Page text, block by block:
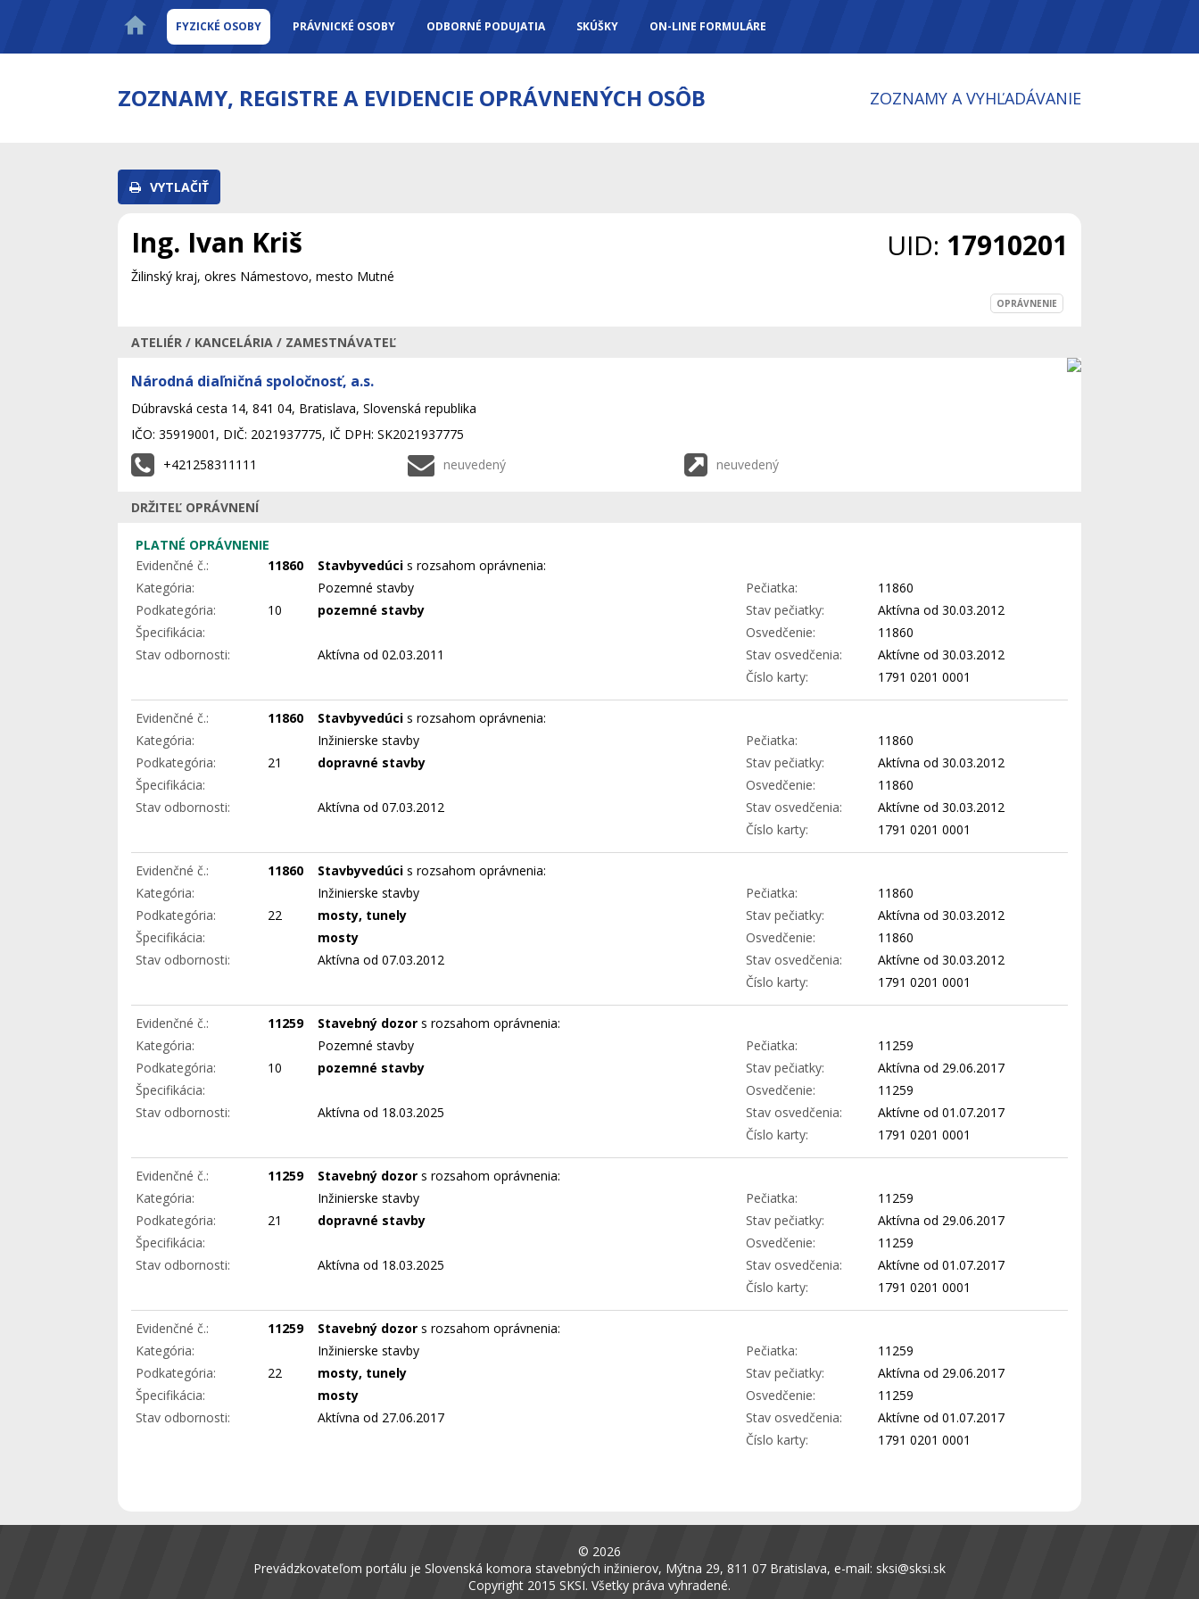
FYZICKÉ OSOBY PRÁVNICKÉ OSOBY ODBORNÉ PODUJATIA SKÚŠKY ON-LINE FORMULÁRE
ZOZNAMY, REGISTRE A EVIDENCIE OPRÁVNENÝCH OSÔB ZOZNAMY A VYHĽADÁVANIE
VYTLAČIŤ
UID: 17910201
Ing. Ivan Kriš
Žilinský kraj, okres Námestovo, mesto Mutné
OPRÁVNENIE
ATELIÉR / KANCELÁRIA / ZAMESTNÁVATEĽ
Národná diaľničná spoločnosť, a.s.
Dúbravská cesta 14, 841 04, Bratislava, Slovenská republika
IČO: 35919001, DIČ: 2021937775, IČ DPH: SK2021937775
+421258311111
neuvedený neuvedený
DRŽITEĽ OPRÁVNENÍ
PLATNÉ OPRÁVNENIE
Evidenčné č.:
11860 Stavbyvedúci s rozsahom oprávnenia:
Kategória:
Pozemné stavby Pečiatka:
11860
Podkategória:
10 pozemné stavby Stav pečiatky:
Aktívna od 30.03.2012
Špecifikácia:
Osvedčenie:
11860
Stav odbornosti:
Aktívna od 02.03.2011 Stav osvedčenia:
Aktívne od 30.03.2012
Číslo karty:
1791 0201 0001
Evidenčné č.: 11860 Stavbyvedúci s rozsahom oprávnenia:
Kategória:
Inžinierske stavby Pečiatka:
11860
Podkategória:
21 dopravné stavby Stav pečiatky:
Aktívna od 30.03.2012
Špecifikácia:
Osvedčenie:
11860
Stav odbornosti:
Aktívna od 07.03.2012 Stav osvedčenia:
Aktívne od 30.03.2012
Číslo karty:
1791 0201 0001
Evidenčné č.: 11860 Stavbyvedúci s rozsahom oprávnenia:
Kategória:
Inžinierske stavby Pečiatka:
11860
Podkategória:
22 mosty, tunely Stav pečiatky:
Aktívna od 30.03.2012
Špecifikácia:
mosty Osvedčenie:
11860
Stav odbornosti:
Aktívna od 07.03.2012 Stav osvedčenia:
Aktívne od 30.03.2012
Číslo karty:
1791 0201 0001
Evidenčné č.: 11259 Stavebný dozor s rozsahom oprávnenia:
Kategória:
Pozemné stavby Pečiatka:
11259
Podkategória:
10 pozemné stavby Stav pečiatky:
Aktívna od 29.06.2017
Špecifikácia:
Osvedčenie:
11259
Stav odbornosti:
Aktívna od 18.03.2025 Stav osvedčenia:
Aktívne od 01.07.2017
Číslo karty:
1791 0201 0001
Evidenčné č.: 11259 Stavebný dozor s rozsahom oprávnenia:
Kategória:
Inžinierske stavby Pečiatka:
11259
Podkategória:
21 dopravné stavby Stav pečiatky:
Aktívna od 29.06.2017
Špecifikácia:
Osvedčenie:
11259
Stav odbornosti:
Aktívna od 18.03.2025 Stav osvedčenia:
Aktívne od 01.07.2017
Číslo karty:
1791 0201 0001
Evidenčné č.: 11259 Stavebný dozor s rozsahom oprávnenia:
Kategória:
Inžinierske stavby Pečiatka:
11259
Podkategória:
22 mosty, tunely Stav pečiatky:
Aktívna od 29.06.2017
Špecifikácia:
mosty Osvedčenie:
11259
Stav odbornosti:
Aktívna od 27.06.2017 Stav osvedčenia:
Aktívne od 01.07.2017
Číslo karty:
1791 0201 0001
© 2026
Prevádzkovateľom portálu je Slovenská komora stavebných inžinierov, Mýtna 29, 811 07 Bratislava, e-mail: sksi@sksi.sk
Copyright 2015 SKSI. Všetky práva vyhradené.